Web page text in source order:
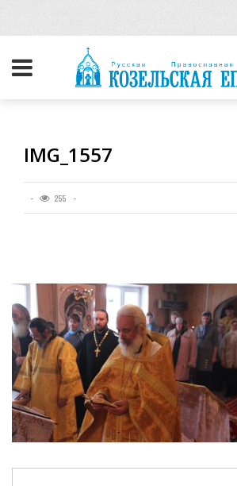
IMG_1557
255